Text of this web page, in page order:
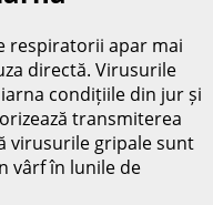
respiratorii apar mai
directă. Virusurile
condițiile din jur și
transmiterea
virusurile gripale sunt
vârf în lunile de